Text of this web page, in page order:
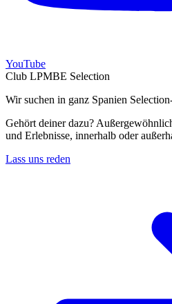
YouTube
Club LPMBE Selection
Wir suchen in ganz Spanien
Gehört deiner dazu?
und Erlebnisse, innerhalb oder
Lass uns reden